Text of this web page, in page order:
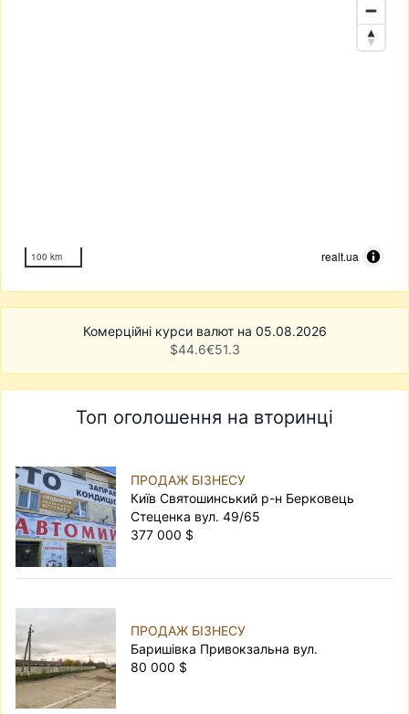
100 km realt.ua
Комерційні курси валют на 05.08.2026
$44.6€51.3
Топ оголошення на вторинці
ПРОДАЖ БІЗНЕСУ
Київ Святошинський р-н Берковець
Стеценка вул. 49/65
377 000 $
ПРОДАЖ БІЗНЕСУ
Баришівка Привокзальна вул.
80 000 $